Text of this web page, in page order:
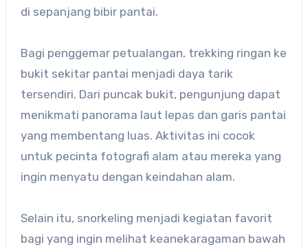
di sepanjang bibir pantai.
Bagi penggemar petualangan, trekking ringan ke
bukit sekitar pantai menjadi daya tarik
tersendiri. Dari puncak bukit, pengunjung dapat
menikmati panorama laut lepas dan garis pantai
yang membentang luas. Aktivitas ini cocok
untuk pecinta fotografi alam atau mereka yang
ingin menyatu dengan keindahan alam.
Selain itu, snorkeling menjadi kegiatan favorit
bagi yang ingin melihat keanekaragaman bawah